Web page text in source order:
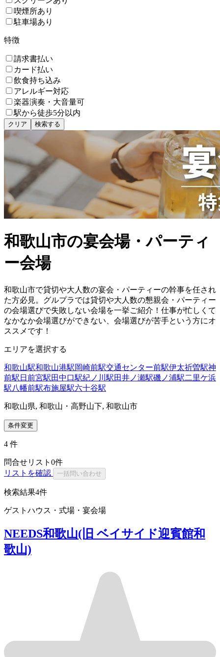
喫煙所あり
駐車場あり
特徴
請求書払い
カード払い
飲食持ち込み
アレルギー対応
楽器演奏・大音量可
駅から徒歩5分以内
クリア 検索する
和歌山市の宴会場・パーティ
ー会場
和歌山市で貸切や大人数の宴会・パーティーの幹事を任され
た方必見。グルプラでは貸切や大人数の懇親会・パーティー
の会場選びで失敗しない会場を一挙ご紹介！仕事が忙しくて
なかなか会場選びができない、会場選びが苦手という方にオ
ススメです！
エリアを選択する
和歌山駅和歌山港駅岡崎前駅交通センター前駅伊太祈曽駅神
前駅 日前宮駅田中口駅紀ノ川駅田井ノ瀬駅磯ノ浦駅二里ケ浜
駅八幡前駅布施屋駅六十谷駅
和歌山県, 和歌山・高野山下, 和歌山市
条件変更
4 件
問合せリスト 0件
リストを確認
一括問い合わせ
検索結果4件
ゲストハウス・式場・宴会場
NEEDS和歌山(旧 ベイサイド迎賓館和
歌山)